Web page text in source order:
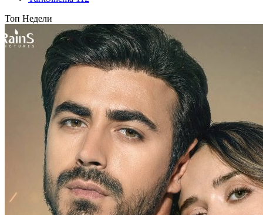
Топ Недели